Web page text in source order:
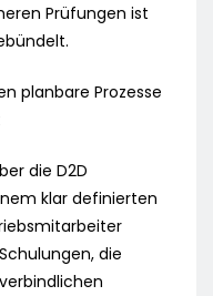
Prüfungen ist
planbare Prozesse
die D2D
klar definierten
die